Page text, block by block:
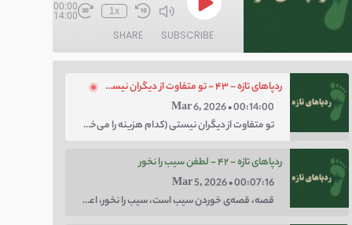
1x
00:00
00:14:00
SUBSCRIBE
SHARE
ردپاهای تازه - ۴۳ - تو متفاوت از دیگران نیستی
Mar 6, 2026 • 00:14:00
تو متفاوت از دیگران نیستی (کدام هزینه را می‌خواهی پرداخت کنی؛ هزینه‌ی چاق بودن یا لاغر بودن؟ با توهم متفاوت بودن کار را برای خودت سخت نکن.)
ردپاهای تازه - ۴۲ - لطفن سیب را نخور
Mar 5, 2026 • 00:07:16
قصه، قصه‌ی خوردن سیب است، سیب را نخور، اعتماد کن.